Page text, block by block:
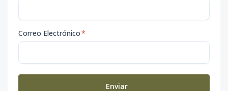
Correo Electrónico*
Enviar